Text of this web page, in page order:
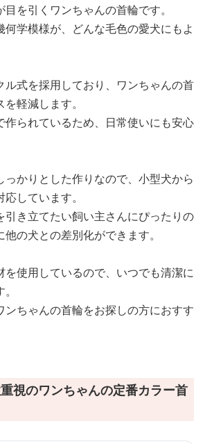
を引くワンちゃんの首輪です。
学模様が、どんな毛色の愛犬にもよ
ル式を採用しており、ワンちゃんの首
軽減します。
作られているため、日常使いにも安心
っかりとした作りなので、小型犬から
しています。
引き立てたい飼い主さんにぴったりの
の犬との差別化ができます。
を使用しているので、いつでも清潔に
ンちゃんの首輪をお探しの方におすす
視のワンちゃんの定番カラー首